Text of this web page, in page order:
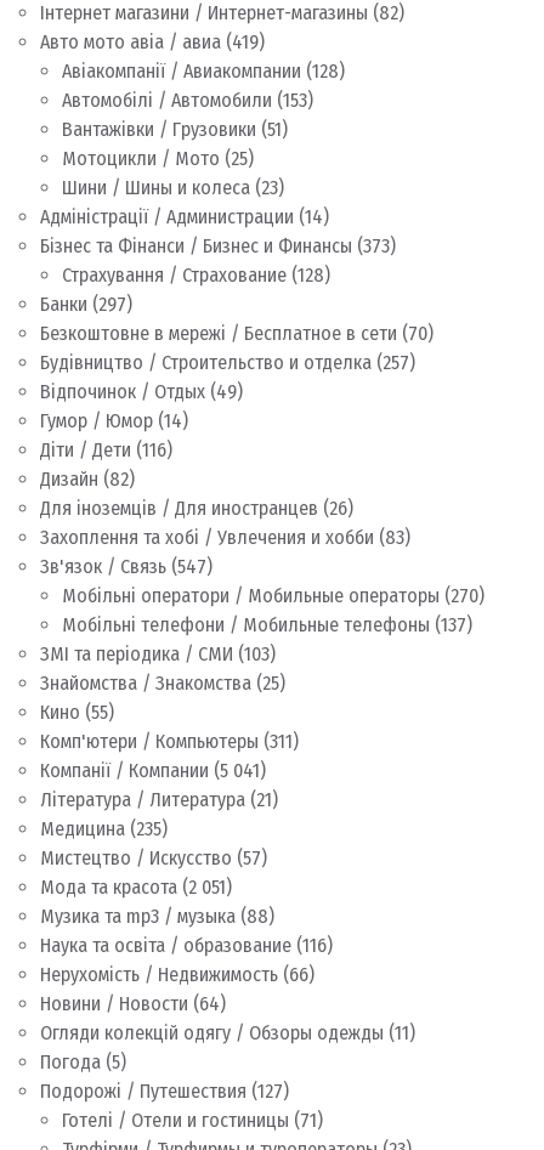
Інтернет магазини / Интернет-магазины (82)
Авто мото авіа / авиа (419)
Авіакомпанії / Авиакомпании (128)
Автомобілі / Автомобили (153)
Вантажівки / Грузовики (51)
Мотоцикли / Мото (25)
Шини / Шины и колеса (23)
Адміністрації / Администрации (14)
Бізнес та Фінанси / Бизнес и Финансы (373)
Страхування / Страхование (128)
Банки (297)
Безкоштовне в мережі / Бесплатное в сети (70)
Будівництво / Строительство и отделка (257)
Відпочинок / Отдых (49)
Гумор / Юмор (14)
Діти / Дети (116)
Дизайн (82)
Для іноземців / Для иностранцев (26)
Захоплення та хобі / Увлечения и хобби (83)
Зв'язок / Связь (547)
Мобільні оператори / Мобильные операторы (270)
Мобільні телефони / Мобильные телефоны (137)
ЗМІ та періодика / СМИ (103)
Знайомства / Знакомства (25)
Кино (55)
Комп'ютери / Компьютеры (311)
Компанії / Компании (5 041)
Література / Литература (21)
Медицина (235)
Мистецтво / Искусство (57)
Мода та красота (2 051)
Музика та mp3 / музыка (88)
Наука та освіта / образование (116)
Нерухомість / Недвижимость (66)
Новини / Новости (64)
Огляди колекцій одягу / Обзоры одежды (11)
Погода (5)
Подорожі / Путешествия (127)
Готелі / Отели и гостиницы (71)